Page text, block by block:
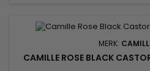
MERK:
CAMILLE ROSE BLACK